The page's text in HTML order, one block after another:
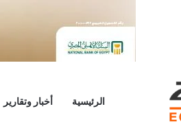
الرئيسية أخبار وتقارير